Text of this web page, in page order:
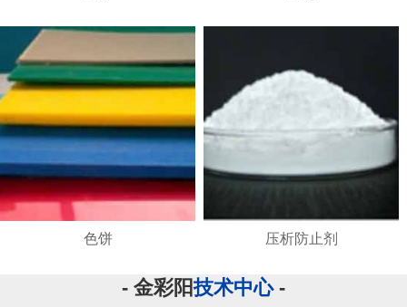
色饼 压析防止剂
- 金彩阳技术中心-